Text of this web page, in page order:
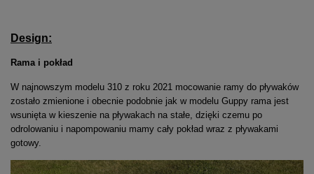
Design:
Rama i pokład
W najnowszym modelu 310 z roku 2021 mocowanie ramy do pływaków
zostało zmienione i obecnie podobnie jak w modelu Guppy rama jest
wsunięta w kieszenie na pływakach na stałe, dzięki czemu po
odrolowaniu i napompowaniu mamy cały pokład wraz z pływakami
gotowy.